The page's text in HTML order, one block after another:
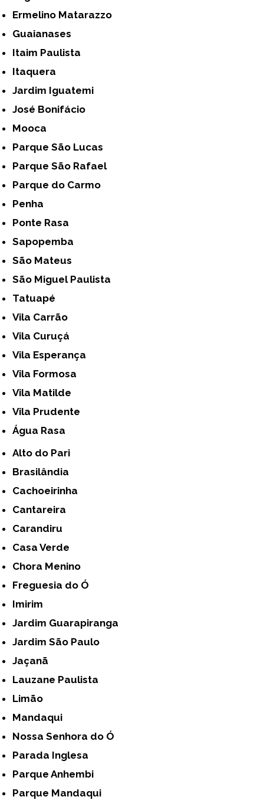
Ermelino Matarazzo
Guaianases
Itaim Paulista
Itaquera
Jardim Iguatemi
José Bonifácio
Mooca
Parque São Lucas
Parque São Rafael
Parque do Carmo
Penha
Ponte Rasa
Sapopemba
São Mateus
São Miguel Paulista
Tatuapé
Vila Carrão
Vila Curuçá
Vila Esperança
Vila Formosa
Vila Matilde
Vila Prudente
Água Rasa
Alto do Pari
Brasilândia
Cachoeirinha
Cantareira
Carandiru
Casa Verde
Chora Menino
Freguesia do Ó
Imirim
Jardim Guarapiranga
Jardim São Paulo
Jaçanã
Lauzane Paulista
Limão
Mandaqui
Nossa Senhora do Ó
Parada Inglesa
Parque Anhembi
Parque Mandaqui